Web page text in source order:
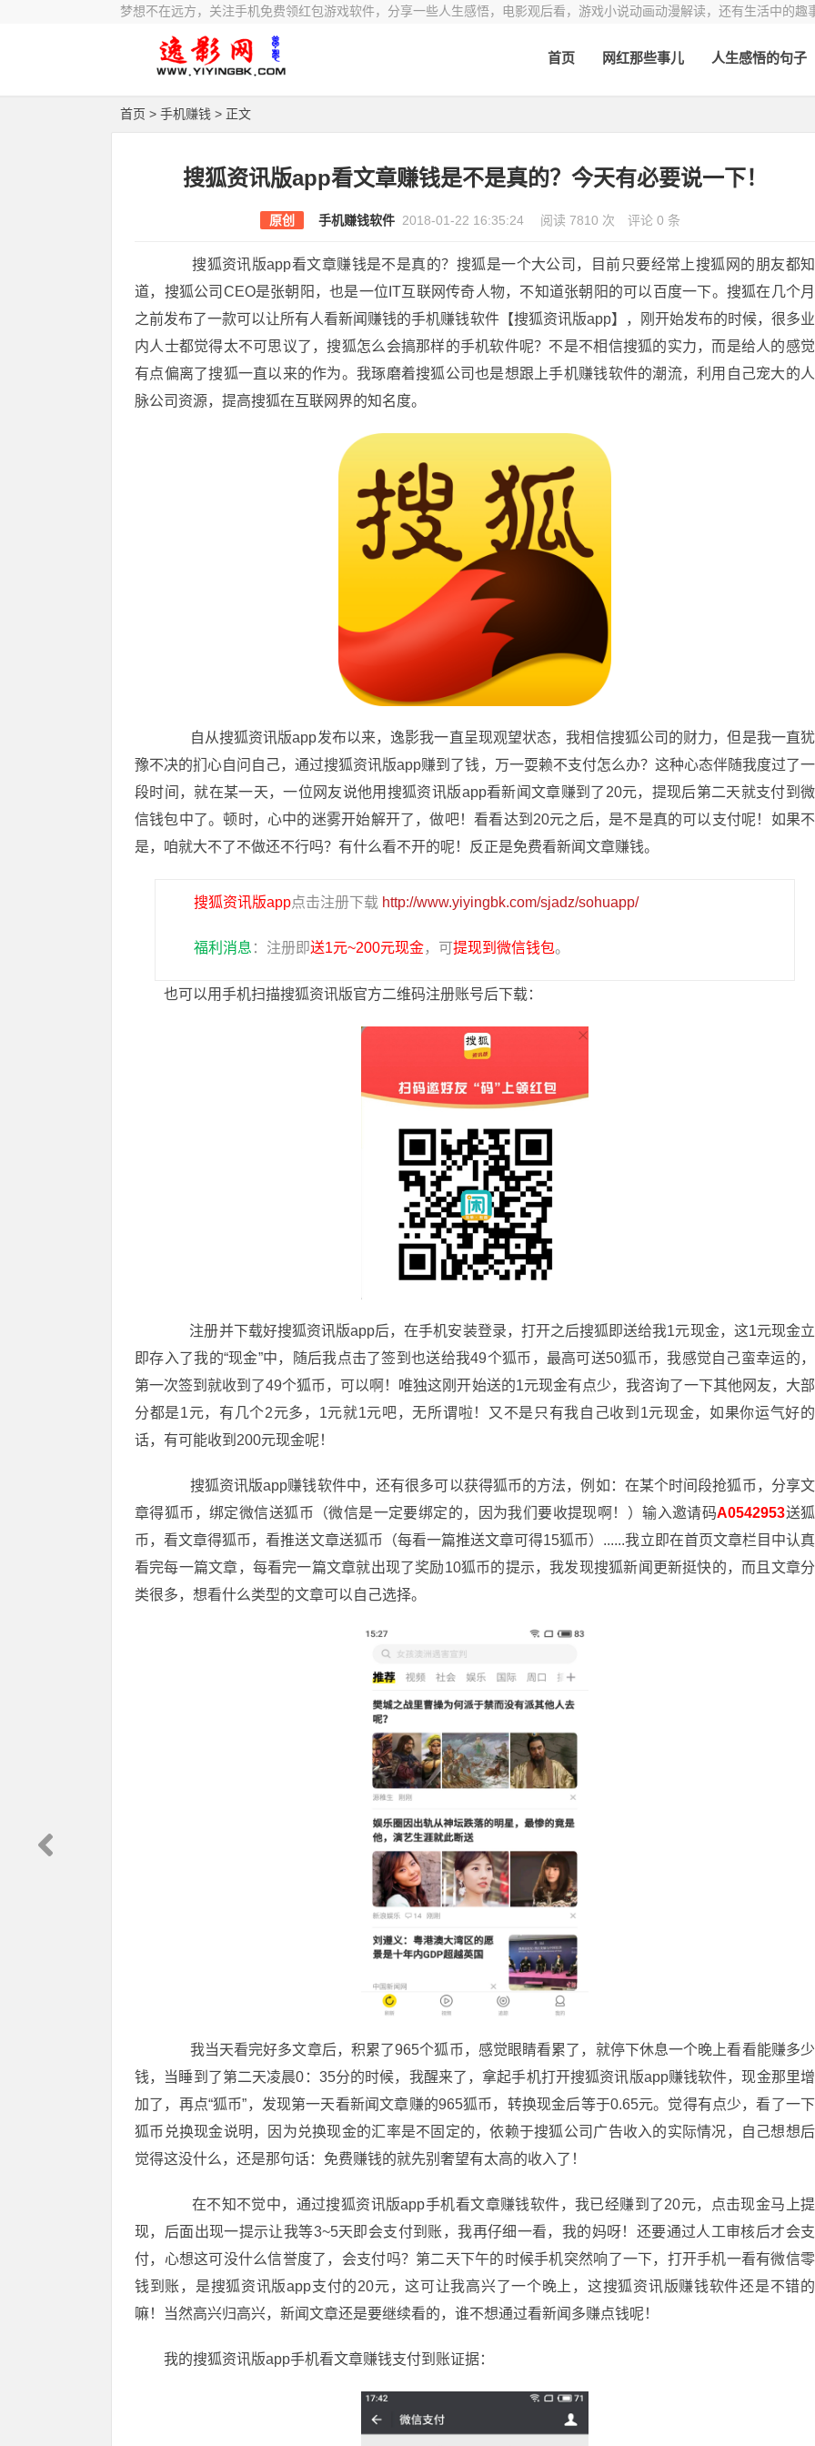
梦想不在远方，关注手机免费领红包游戏软件，分享一些人生感悟，电影观后看，游戏小说动画动漫解读，还有生活中的趣
首页 网红那些事儿 人生感悟的句子
首页 > 手机赚钱 > 正文
搜狐资讯版app看文章赚钱是不是真的？今天有必要说一下！
原创 手机赚钱软件 2018-01-22 16:35:24 阅读 7810 次 评论 0 条
搜狐资讯版app看文章赚钱是不是真的？搜狐是一个大公司，目前只要经常上搜狐网的朋友都知
道，搜狐公司CEO是张朝阳，也是一位IT互联网传奇人物，不知道张朝阳的可以百度一下。搜狐在几个月
之前发布了一款可以让所有人看新闻赚钱的手机赚钱软件【搜狐资讯版app】，刚开始发布的时候，很多业
内人士都觉得太不可思议了，搜狐怎么会搞那样的手机软件呢？不是不相信搜狐的实力，而是给人的感觉
有点偏离了搜狐一直以来的作为。我琢磨着搜狐公司也是想跟上手机赚钱软件的潮流，利用自己宠大的人
脉公司资源，提高搜狐在互联网界的知名度。
自从搜狐资讯版app发布以来，逸影我一直呈现观望状态，我相信搜狐公司的财力，但是我一直犹
豫不决的扪心自问自己，通过搜狐资讯版app赚到了钱，万一耍赖不支付怎么办？这种心态伴随我度过了一
段时间，就在某一天，一位网友说他用搜狐资讯版app看新闻文章赚到了20元，提现后第二天就支付到微
信钱包中了。顿时，心中的迷雾开始解开了，做吧！看看达到20元之后，是不是真的可以支付呢！如果不
是，咱就大不了不做还不行吗？有什么看不开的呢！反正是免费看新闻文章赚钱。
搜狐资讯版app点击注册下载 http://www.yiyingbk.com/sjadz/sohuapp/
福利消息 ：注册即送1元~200元现金，可提现到微信钱包。
也可以用手机扫描搜狐资讯版官方二维码注册账号后下载：
注册并下载好搜狐资讯版app后，在手机安装登录，打开之后搜狐即送给我1元现金，这1元现金立
即存入了我的“现金”中，随后我点击了签到也送给我49个狐币，最高可送50狐币，我感觉自己蛮幸运的，
第一次签到就收到了49个狐币，可以啊！唯独这刚开始送的1元现金有点少，我咨询了一下其他网友，大部
分都是1元，有几个2元多，1元就1元吧，无所谓啦！又不是只有我自己收到1元现金，如果你运气好的
话，有可能收到200元现金呢！
搜狐资讯版app赚钱软件中，还有很多可以获得狐币的方法，例如：在某个时间段抢狐币，分享文
章得狐币，绑定微信送狐币（微信是一定要绑定的，因为我们要收提现啊！）输入邀请码A0542953送狐
币，看文章得狐币，看推送文章送狐币（每看一篇推送文章可得15狐币）......我立即在首页文章栏目中认真
看完每一篇文章，每看完一篇文章就出现了奖励10狐币的提示，我发现搜狐新闻更新挺快的，而且文章分
类很多，想看什么类型的文章可以自己选择。
我当天看完好多文章后，积累了965个狐币，感觉眼睛看累了，就停下休息一个晚上看看能赚多少
钱，当睡到了第二天凌晨0：35分的时候，我醒来了，拿起手机打开搜狐资讯版app赚钱软件，现金那里增
加了，再点“狐币”，发现第一天看新闻文章赚的965狐币，转换现金后等于0.65元。觉得有点少，看了一下
狐币兑换现金说明，因为兑换现金的汇率是不固定的，依赖于搜狐公司广告收入的实际情况，自己想想后
觉得这没什么，还是那句话：免费赚钱的就先别奢望有太高的收入了！
在不知不觉中，通过搜狐资讯版app手机看文章赚钱软件，我已经赚到了20元，点击现金马上提
现，后面出现一提示让我等3~5天即会支付到账，我再仔细一看，我的妈呀！还要通过人工审核后才会支
付，心想这可没什么信誉度了，会支付吗？第二天下午的时候手机突然响了一下，打开手机一看有微信零
钱到账，是搜狐资讯版app支付的20元，这可让我高兴了一个晚上，这搜狐资讯版赚钱软件还是不错的
嘛！当然高兴归高兴，新闻文章还是要继续看的，谁不想通过看新闻多赚点钱呢！
我的搜狐资讯版app手机看文章赚钱支付到账证据：